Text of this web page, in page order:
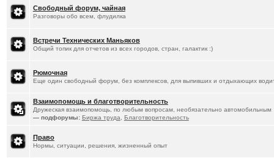
Свободный форум, чайная
Разговоры обо всем, флудилка
Встречи Технических Маньяков
Общий топик для отчетов из всех городов, стран, галактик :)
Рюмочная
Еще один свободный форум, без комплексов, для выпивших и отдыхающих
Взаимопомощь и благотворительность
Дружеская взаимопомощь, по любым вопросам, необязательно автомобильным
— подфорумы: Биржа труда Благотворительность
Право
Нормы, ситуации, решения, жизненный опыт